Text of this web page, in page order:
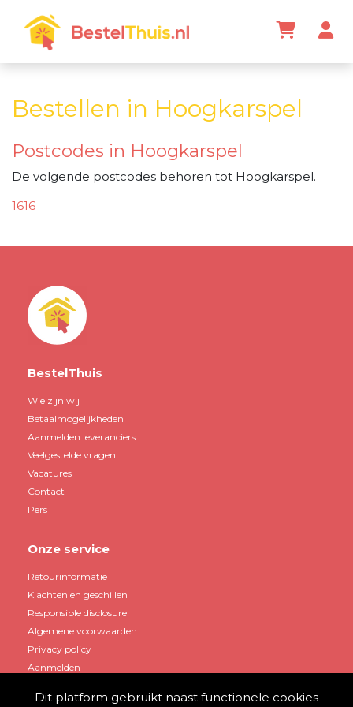
Bestellen in Hoogkarspel
Postcodes in Hoogkarspel
De volgende postcodes behoren tot Hoogkarspel.
1616
BestelThuis
Wie zijn wij
Betaalmogelijkheden
Aanmelden leveranciers
Veelgestelde vragen
Vacatures
Contact
Pers
Onze service
Retourinformatie
Klachten en geschillen
Responsible disclosure
Algemene voorwaarden
Privacy policy
Aanmelden
Dit platform gebruikt naast functionele cookies